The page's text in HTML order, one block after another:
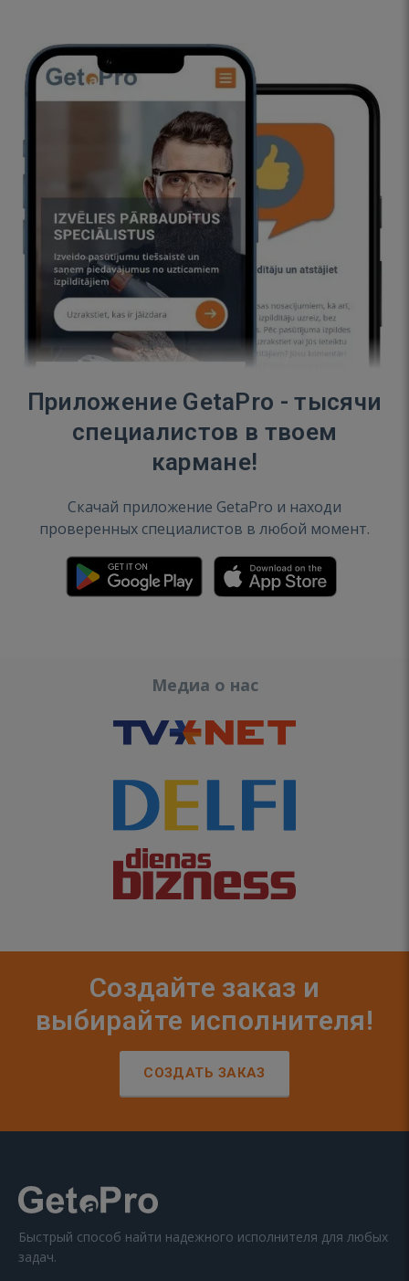
Приложение GetaPro - тысячи
специалистов в твоем
кармане!
Скачай приложение GetaPro и находи
проверенных специалистов в любой момент.
Медиа о нас
Создайте заказ и
выбирайте исполнителя!
СОЗДАТЬ ЗАКАЗ
Быстрый способ найти надежного исполнителя для любых
задач.